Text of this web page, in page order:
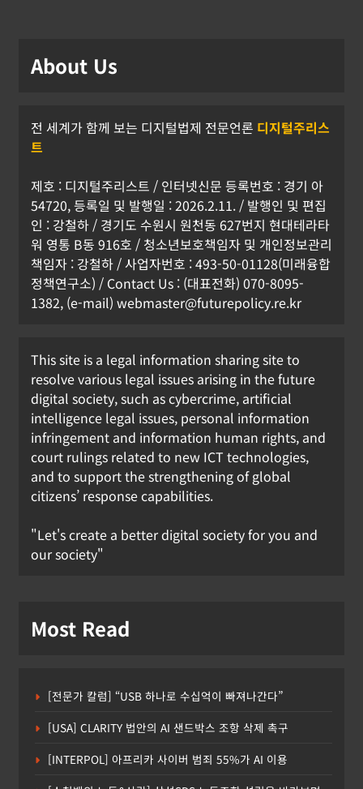
[KOR] 휴대전화 개통 시 안면인증, 6일
부터 시행
강철하 선임기자 2026년 07월 01일
0
About Us
전 세계가 함께 보는 디지털법제 전문언론 디지털주리스
트
제호 : 디지털주리스트 / 인터넷신문 등록번호 : 경기 아
54720, 등록일 및 발행일 : 2026.2.11. / 발행인 및 편집
인 : 강철하 / 경기도 수원시 원천동 627번지 현대테라타
워 영통 B동 916호 / 청소년보호책임자 및 개인정보관리
책임자 : 강철하 / 사업자번호 : 493-50-01128(미래융합
정책연구소) / Contact Us : (대표전화) 070-8095-
1382, (e-mail) webmaster@futurepolicy.re.kr
This site is a legal information sharing site to
resolve various legal issues arising in the future
digital society, such as cybercrime, artificial
intelligence legal issues, personal information
infringement and information human rights, and
court rulings related to new ICT technologies,
and to support the strengthening of global
citizens’ response capabilities.
"Let's create a better digital society for you and
our society"
Most Read
[전문가 칼럼] “USB 하나로 수십억이 빠져나간다”
[USA] CLARITY 법안의 AI 샌드박스 조항 삭제 촉구
[INTERPOL] 아프리카 사이버 범죄 55%가 AI 이용